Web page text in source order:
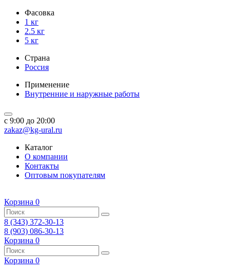
Фасовка
1 кг
2.5 кг
5 кг
Страна
Россия
Применение
Внутренние и наружные работы
c 9:00 до 20:00
zakaz@kg-ural.ru
Каталог
О компании
Контакты
Оптовым покупателям
Корзина 0
8 (343) 372-30-13
8 (903) 086-30-13
Корзина 0
Корзина 0